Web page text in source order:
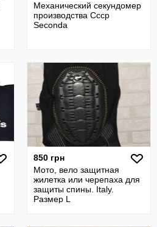
Механический секундомер
производства Ссср
Seconda
850 грн
Мото, вело защитная
жилетка или черепаха для
защиты спины. Italy.
Размер L